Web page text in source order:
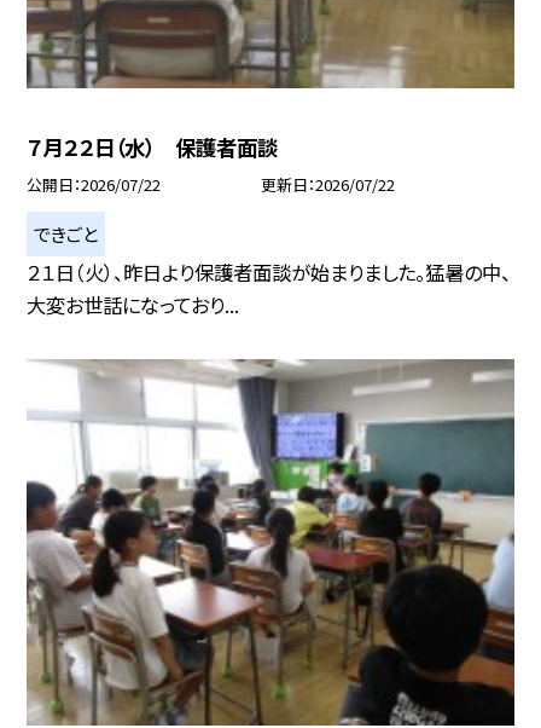
７月２２日（水） 保護者面談
公開日 2026/07/22 更新日 2026/07/22
できごと
２１日（火）、昨日より保護者面談が始まりました。猛暑の中、
大変お世話になっており...